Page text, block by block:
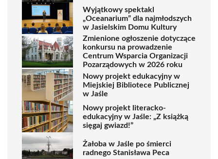
Wyjątkowy spektakl
„Oceanarium” dla najmłodszych
w Jasielskim Domu Kultury
Zmienione ogłoszenie dotyczące
konkursu na prowadzenie
Centrum Wsparcia Organizacji
Pozarządowych w 2026 roku
Nowy projekt edukacyjny w
Miejskiej Bibliotece Publicznej
w Jaśle
Nowy projekt literacko-
edukacyjny w Jaśle: „Z książką
sięgaj gwiazd!”
Żałoba w Jaśle po śmierci
radnego Stanisława Peca